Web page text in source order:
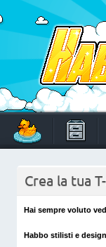
to
content
Un viaggio di pixel!
Crea la tua
Hai sempre voluto
Habbo stilisti e